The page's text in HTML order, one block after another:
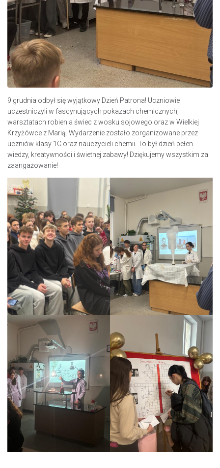
9 grudnia odbył się wyjątkowy Dzień Patrona! Uczniowie
uczestniczyli w fascynujących pokazach chemicznych,
warsztatach robienia świec z wosku sojowego oraz w Wielkiej
Krzyżówce z Marią. Wydarzenie zostało zorganizowane przez
uczniów klasy 1C oraz nauczycieli chemii. To był dzień pełen
wiedzy, kreatywności i świetnej zabawy! Dziękujemy wszystkim za
zaangażowanie!